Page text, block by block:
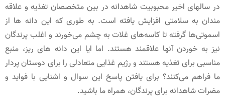
در سالهای اخیر محبوبیت شاهدانه در بین متخصصان تغذیه و علاقه
مندان به سلامتی افزایش یافته است. به طوری که این دانه ها از
اسموتی‌ها گرفته تا کاسه‌های غلات به چشم می‌خورند و اغلب پرندگان
نیز به خوردن آنها علاقمند هستند. اما ایا این دانه های ریز، منبع
مناسبی برای تغذیه هستند و رژیم غذایی متعادلی را برای دوستان پردار
ما فراهم می‌کنند؟ برای یافتن پاسخ این سوال و اشنایی با فواید و
مضرات شاهدانه برای پرندگان، همراه ما باشید.